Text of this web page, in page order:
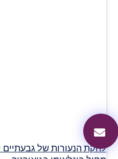
להקת הנעורות של